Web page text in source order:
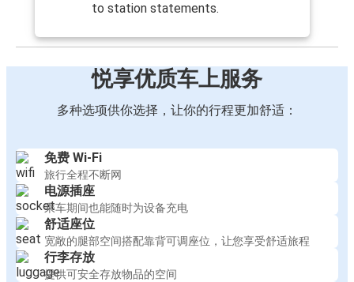
to station statements.
悦享优质车上服务
多种选项供你选择，让你的行程更加舒适：
免费 Wi-Fi
旅行全程不断网
电源插座
乘车期间也能随时为设备充电
舒适座位
宽敞的腿部空间搭配靠背可调座位，让您享受舒适旅程
行李存放
提供可安全存放物品的空间